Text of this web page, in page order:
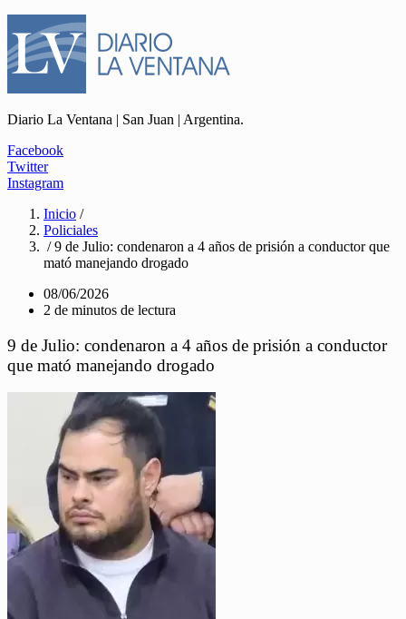
Diario La Ventana | San Juan | Argentina.
Facebook
Twitter
Instagram
Inicio /
Policiales
/ 9 de Julio: condenaron a 4 años de prisión a conductor que
mató manejando drogado
08/06/2026
2 de minutos de lectura
9 de Julio: condenaron a 4 años de prisión a conductor
que mató manejando drogado